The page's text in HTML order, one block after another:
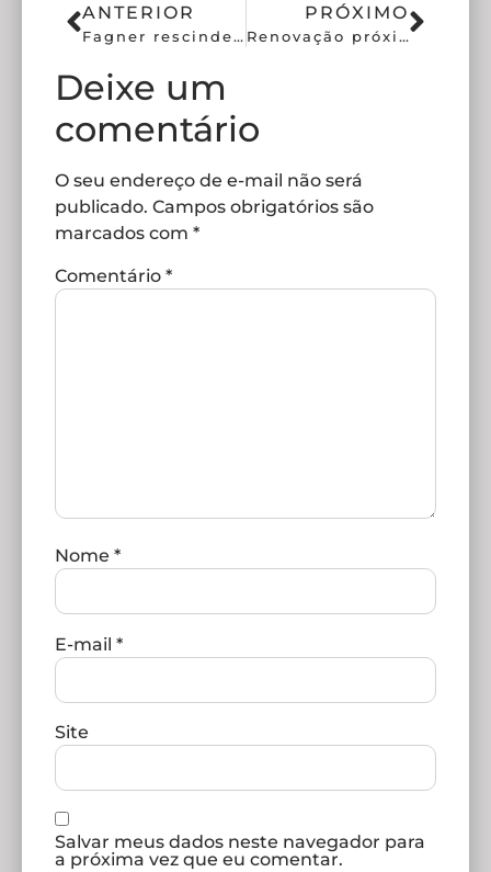
ANTERIOR
Fagner rescinde com o Corinthians e assina em definitivo com o Cruzeiro
PRÓXIMO
Renovação próxima com a Esportes da Sorte
Deixe um
comentário
O seu endereço de e-mail não será
publicado. Campos obrigatórios são
marcados com *
Comentário *
Nome *
E-mail *
Site
Salvar meus dados neste navegador para
a próxima vez que eu comentar.